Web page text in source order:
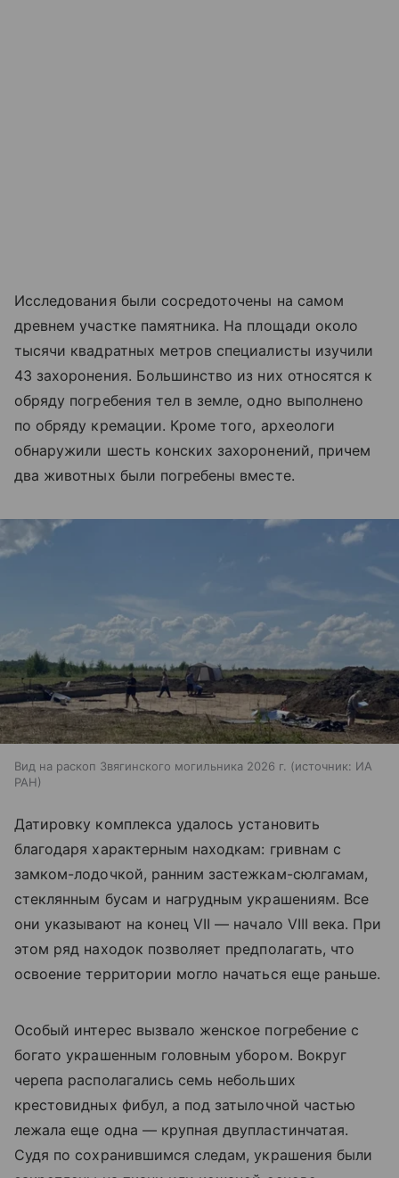
Исследования были сосредоточены на самом
древнем участке памятника. На площади около
тысячи квадратных метров специалисты изучили
43 захоронения. Большинство из них относятся к
обряду погребения тел в земле, одно выполнено
по обряду кремации. Кроме того, археологи
обнаружили шесть конских захоронений, причем
два животных были погребены вместе.
Вид на раскоп Звягинского могильника 2026 г. источник: ИА
РАН
Датировку комплекса удалось установить
благодаря характерным находкам: гривнам с
замком-лодочкой, ранним застежкам-сюлгамам,
стеклянным бусам и нагрудным украшениям. Все
они указывают на конец VII — начало VIII века. При
этом ряд находок позволяет предполагать, что
освоение территории могло начаться еще раньше.
Особый интерес вызвало женское погребение с
богато украшенным головным убором. Вокруг
черепа располагались семь небольших
крестовидных фибул, а под затылочной частью
лежала еще одна — крупная двупластинчатая.
Судя по сохранившимся следам, украшения были